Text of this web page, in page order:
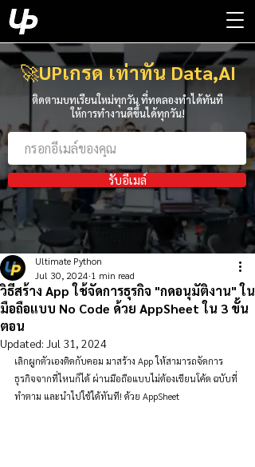
🚀UPเกรด เท่าทัน Data,AI
ติดตามบทเรียนใหม่ทุกวัน ที่ทดลองทำได้ทันที
ให้การทำงานดีขึ้นได้ทุกวัน!
รับอีเมล์
วิธีสร้าง App ใช้จัดการธุรกิจ "กดอนุมัติงาน" ใน
มือถือแบบ No Code ด้วย AppSheet ใน 3 ขั้น
ตอน
Ultimate Python
Jul 30, 2024 1 min read
Updated: Jul 31, 2024
เลิกผูกตัวเองติดกับคอม มาสร้าง App ให้สามารถจัดการ
ธุรกิจจากที่ไหนก็ได้ ผ่านมือถือแบบไม่ต้องเขียนโค้ด ฉบับที่
ทำตาม และนำไปใช้ได้ทันที! ด้วย AppSheet